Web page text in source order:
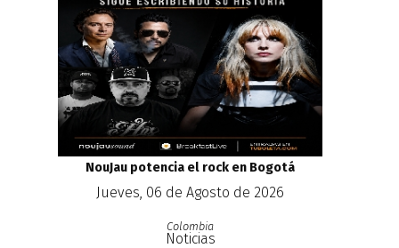
NouJau potencia el rock en Bogotá
Jueves, 06 de Agosto de 2026
Colombia
Noticias